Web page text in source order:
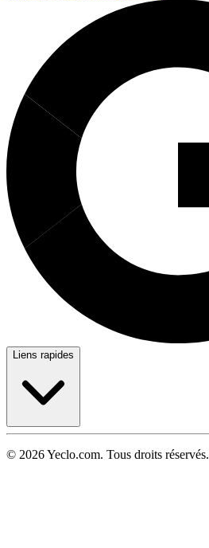
Liens rapides
© 2026 Yeclo.com. Tous droits réservés.